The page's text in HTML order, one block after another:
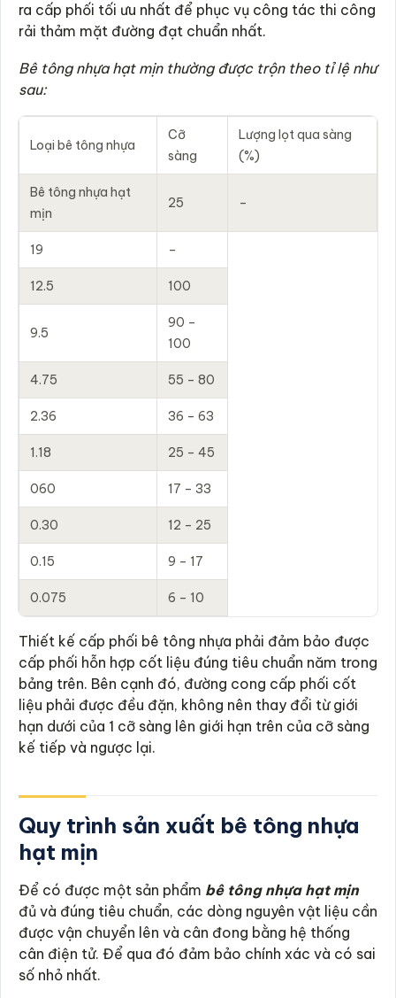
ra cấp phối tối ưu nhất để phục vụ công tác thi công
rải thảm mặt đường đạt chuẩn nhất.
Bê tông nhựa hạt mịn thường được trộn theo tỉ lệ như
sau:
Loại bê tông nhựa
Cỡ
sàng
Lượng lọt qua sàng
(%)
Bê tông nhựa hạt
mịn
25 –
19 –
12.5 100
9.5
90 –
100
4.75 55 – 80
2.36 36 – 63
1.18 25 – 45
060 17 – 33
0.30 12 – 25
0.15 9 – 17
0.075 6 – 10
Thiết kế cấp phối bê tông nhựa phải đảm bảo được
cấp phối hỗn hợp cốt liệu đúng tiêu chuẩn năm trong
bảng trên. Bên cạnh đó, đường cong cấp phối cốt
liệu phải được đều đặn, không nên thay đổi từ giới
hạn dưới của 1 cỡ sàng lên giới hạn trên của cỡ sàng
kế tiếp và ngược lại.
Quy trình sản xuất bê tông nhựa
hạt mịn
Để có được một sản phẩm bê tông nhựa hạt mịn
đủ và đúng tiêu chuẩn, các dòng nguyên vật liệu cần
được vận chuyển lên và cân đong bằng hệ thống
cân điện tử. Để qua đó đảm bảo chính xác và có sai
số nhỏ nhất.